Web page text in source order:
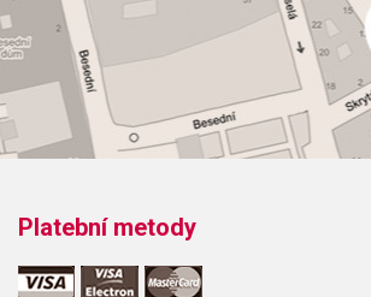
Platební metody